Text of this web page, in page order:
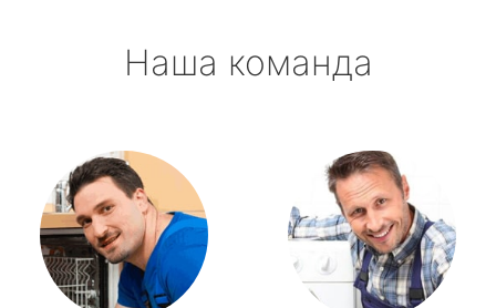
Наша команда